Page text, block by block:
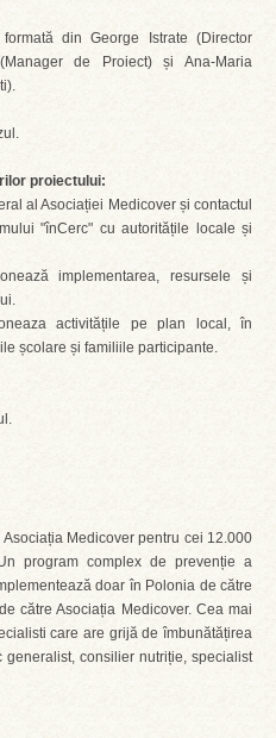
din George Istrate (Director
de Proiect) și Ana-Maria
proiectului:
al Asociației Medicover și contactul
"înCerc" cu autoritățile locale și
implementarea, resursele și
activitățile pe plan local, în
școlare și familiile participante.
Medicover pentru cei 12.000
program complex de prevenție a
doar în Polonia de către
către Asociația Medicover. Cea mai
care are grijă de îmbunătățirea
consilier nutriție, specialist